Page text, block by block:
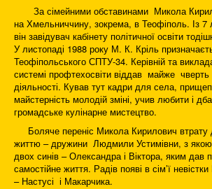
За сімейними обставинами Микола
на Хмельниччину, зокрема, в Теофіполь. Із 7
він завідувач кабінету політичної освіти
У листопаді 1988 року М. К. Кріль
Теофіпольського СПТУ-34. Керівній та
системі профтехосвіти віддав майже чверть
діяльності. Кував тут кадри для села,
майстерність молодій зміні, учив любити і
громадське кулінарне мистецтво.
Боляче переніс Микола Кирилович втрату
життю – дружини Людмили Устимівни, з якою
двох синів – Олександра і Віктора, яким дав
самостійне життя. Радів появі в сім’ї
– Настусі і Макарчика.